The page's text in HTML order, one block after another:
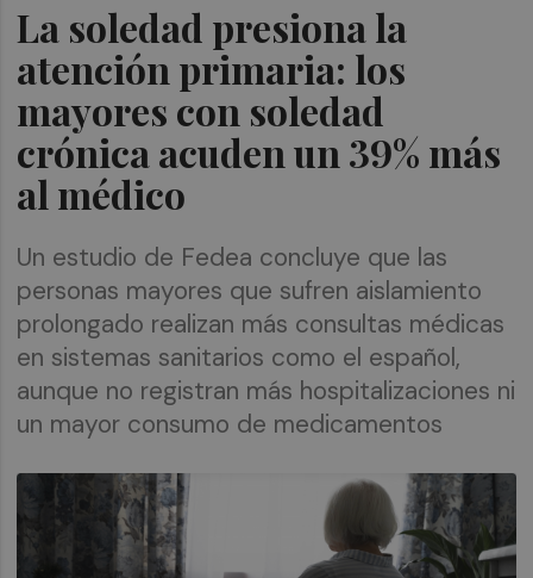
La soledad presiona la
atención primaria: los
mayores con soledad
crónica acuden un 39% más
al médico
Un estudio de Fedea concluye que las
personas mayores que sufren aislamiento
prolongado realizan más consultas médicas
en sistemas sanitarios como el español,
aunque no registran más hospitalizaciones ni
un mayor consumo de medicamentos